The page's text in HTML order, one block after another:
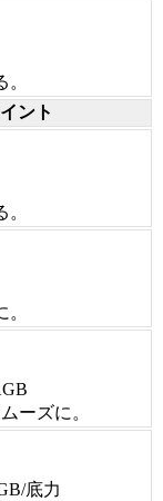
ント
ーズに。
底力